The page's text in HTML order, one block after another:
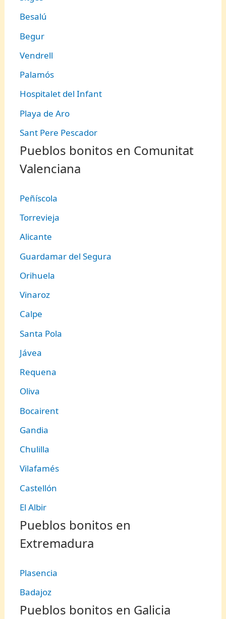
Besalú
Begur
Vendrell
Palamós
Hospitalet del Infant
Playa de Aro
Sant Pere Pescador
Pueblos bonitos en Comunitat
Valenciana
Peñíscola
Torrevieja
Alicante
Guardamar del Segura
Orihuela
Vinaroz
Calpe
Santa Pola
Jávea
Requena
Oliva
Bocairent
Gandia
Chulilla
Vilafamés
Castellón
El Albir
Pueblos bonitos en
Extremadura
Plasencia
Badajoz
Pueblos bonitos en Galicia